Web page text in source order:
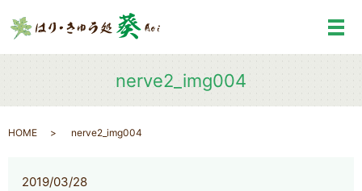
メ
nerve2_img004
HOME nerve2_img004
2019/03/28